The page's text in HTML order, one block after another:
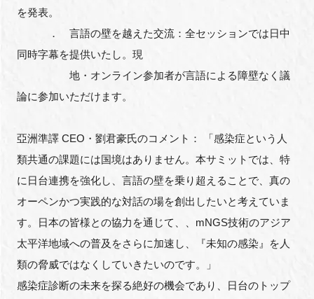
を発表。
． 言語の壁を越えた交流：全セッションでは日中
同時字幕を提供いたし。現
地・オンライン参加者が言語による障壁なく議
論に参加いただけます。
亞洲準譯 CEO・劉君豪氏のコメント： 「感染症という人
類共通の課題には国境はありません。本サミットでは、特
に日台連携を強化し、言語の壁を乗り超えることで、真の
オーペンかつ実践的な対話の場を創出したいと考えていま
す。日本の皆様との協力を通じて、、mNGS技術のアジア
太平洋地域への普及をさらに加速し、『未知の感染』を人
類の脅威ではなくしていきたいのです。」
感染症診断の未来を探る絶好の機会であり、日台のトップ